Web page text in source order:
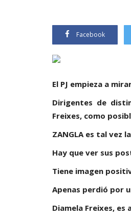
Facebook
El PJ empieza a
Dirigentes de
Freixes, como
ZANGLA es tal vez
Hay que ver sus
Tiene imagen
Apenas perdió por
Diamela Freixes, es